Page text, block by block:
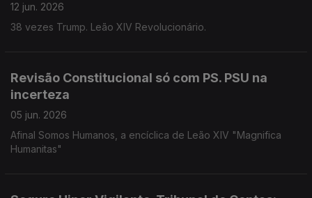
12 jun. 2026
38 vezes Trump. Leão XIV Revolucionário.
Revisão Constitucional só com PS. PSU na
incerteza
05 jun. 2026
Afinal Somos Humanos, a encíclica de Leão XIV "Magnifica
Humanitas"